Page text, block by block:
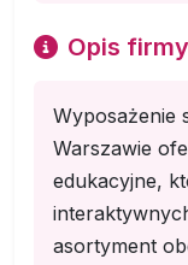
Opis firmy
Wyposażenie
Warszawie
edukacyjne,
asortyment